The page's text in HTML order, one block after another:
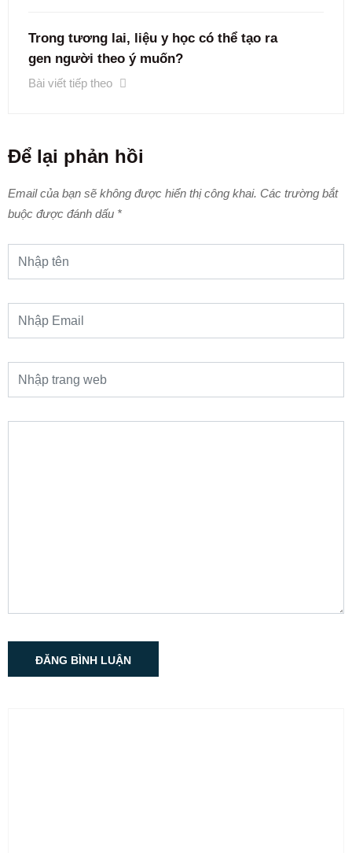
Trong tương lai, liệu y học có thể tạo ra
gen người theo ý muốn?
Bài viết tiếp theo
Để lại phản hồi
Email của bạn sẽ không được hiển thị công khai. Các trường bắt
buộc được đánh dấu *